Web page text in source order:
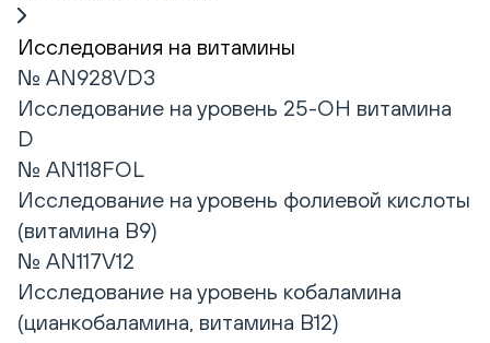
Исследования на витамины
№ AN928VD3
Исследование на уровень 25-ОН витамина
D
№ AN118FOL
Исследование на уровень фолиевой кислоты
(витамина В9)
№ AN117V12
Исследование на уровень кобаламина
(цианкобаламина, витамина В12)